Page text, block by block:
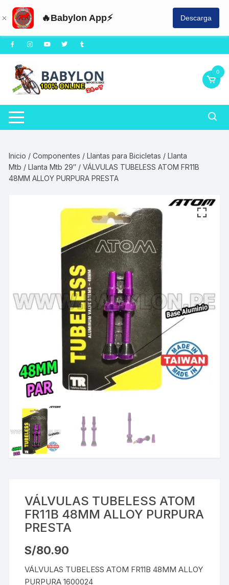
🔥Babylon App⚡ Descarga
Saltar
al
contenido
0
Inicio /Componentes /Llantas para Bicicletas /Llanta
Mtb /Llanta Mtb 29″ / VÁLVULAS TUBELESS ATOM FR11B
48MM ALLOY PURPURA PRESTA
VÁLVULAS TUBELESS ATOM
FR11B 48MM ALLOY PURPURA
PRESTA
S/80.90
VÁLVULAS TUBELESS ATOM FR11B 48MM ALLOY
PURPURA 1600024